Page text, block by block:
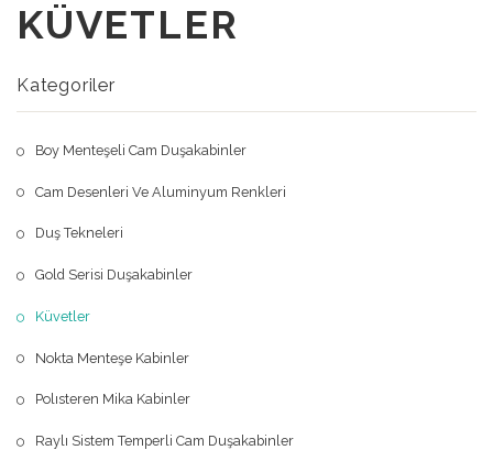
KÜVETLER
Kategoriler
Boy Menteşeli Cam Duşakabinler
Cam Desenleri Ve Aluminyum Renkleri
Duş Tekneleri
Gold Serisi Duşakabinler
Küvetler
Nokta Menteşe Kabinler
Polısteren Mika Kabinler
Raylı Sistem Temperli Cam Duşakabinler